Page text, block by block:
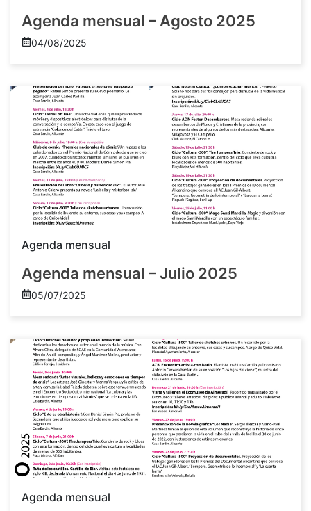
Agenda mensual – Agosto 2025
04/08/2025
Agenda mensual
Agenda mensual – Julio 2025
05/07/2025
Agenda mensual